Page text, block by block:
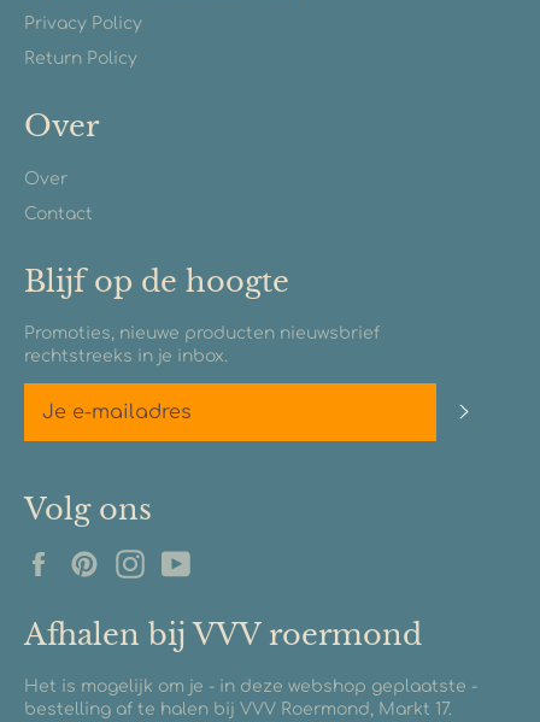
Privacy Policy
Return Policy
Over
Over
Contact
Blijf op de hoogte
Promoties, nieuwe producten nieuwsbrief
rechtstreeks in je inbox.
Volg ons
FacebookPinterestInstagram
Afhalen bij VVV roermond
Het is mogelijk om je - in deze webshop geplaatste -
bestelling af te halen bij VVV Roermond, Markt 17.